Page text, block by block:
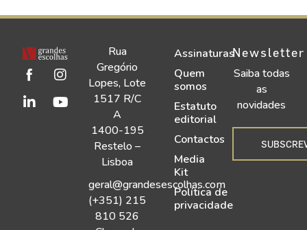
Rua
Gregório
Lopes, Lote
1517 R/C
A
1400-195
Restelo –
Lisboa
geral@grandesescolhas.com
(+351) 215
810 526
Assinaturas
Quem
somos
Estatuto
editorial
Contactos
Media
Kit
Política de
privacidade
Newsletter
Saiba todas
as
novidades